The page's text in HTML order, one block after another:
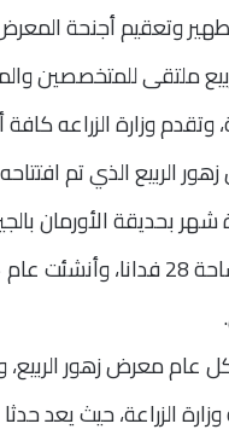
وتعقيم أجنحة
ملتقى للمتخصصين
وتقدم وزارة الزراعه
الربيع الذي تم
بحديقة الأورمان
عام معرض زهور
الزراعة، حيث يعد